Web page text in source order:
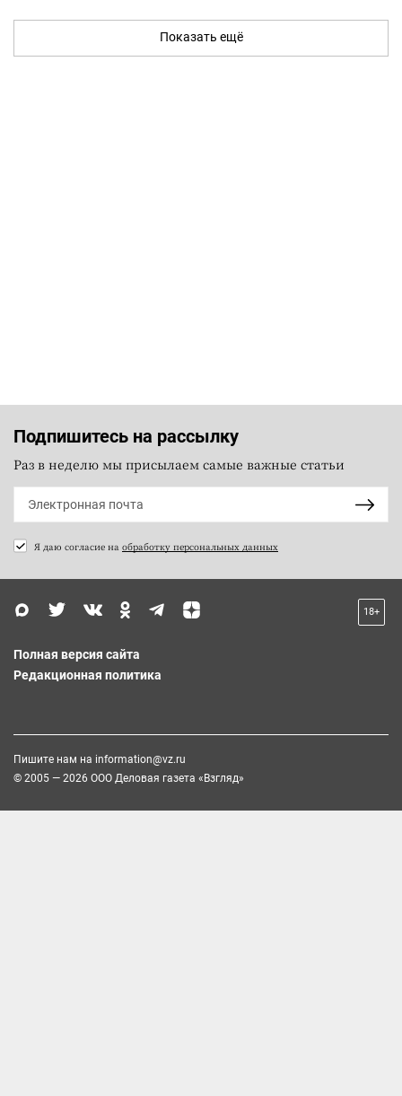
Показать ещё
Подпишитесь на рассылку
Раз в неделю мы присылаем самые важные статьи
Я даю согласие на обработку персональных данных
18+
Полная версия сайта
Редакционная политика
Пишите нам на information@vz.ru
© 2005 — 2026 ООО Деловая газета «Взгляд»